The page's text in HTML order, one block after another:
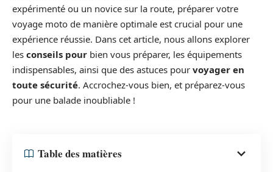
expérimenté ou un novice sur la route, préparer votre
voyage moto de manière optimale est crucial pour une
expérience réussie. Dans cet article, nous allons explorer
les conseils pour bien vous préparer, les équipements
indispensables, ainsi que des astuces pour voyager en
toute sécurité. Accrochez-vous bien, et préparez-vous
pour une balade inoubliable !
Table des matières